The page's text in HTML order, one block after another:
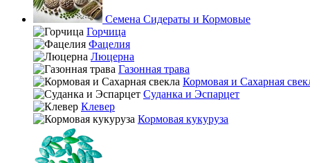
Семена Сидераты и Кормовые
Горчица
Фацелия
Люцерна
Газонная трава
Кормовая и Сахарная
Суданка и Эспарцет
Клевер
Кормовая кукуруза